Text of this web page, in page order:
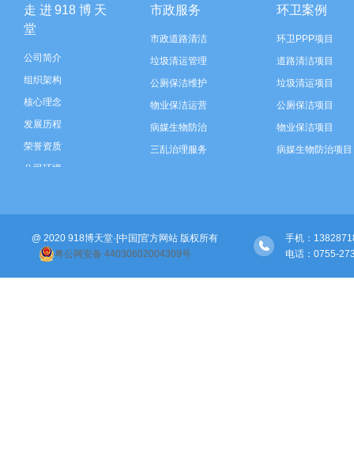
走进918博天
堂
公司简介
组织架构
核心理念
发展历程
荣誉资质
公司环境
市政服务
市政道路清洁
垃圾清运管理
公厕保洁维护
物业保洁运营
病媒生物防治
三乱治理服务
河道保洁
绿化管养
环卫案例
环卫PPP项目
道路清洁项目
垃圾清运项目
公厕保洁项目
物业保洁项目
病媒生物防治项目
智慧环卫建设
河道保洁项目
绿化管养项目
@ 2020 918博天堂·[中国]官方网站 版权所有
粤公网安备 44030602004309号
手机：
电话：0755-